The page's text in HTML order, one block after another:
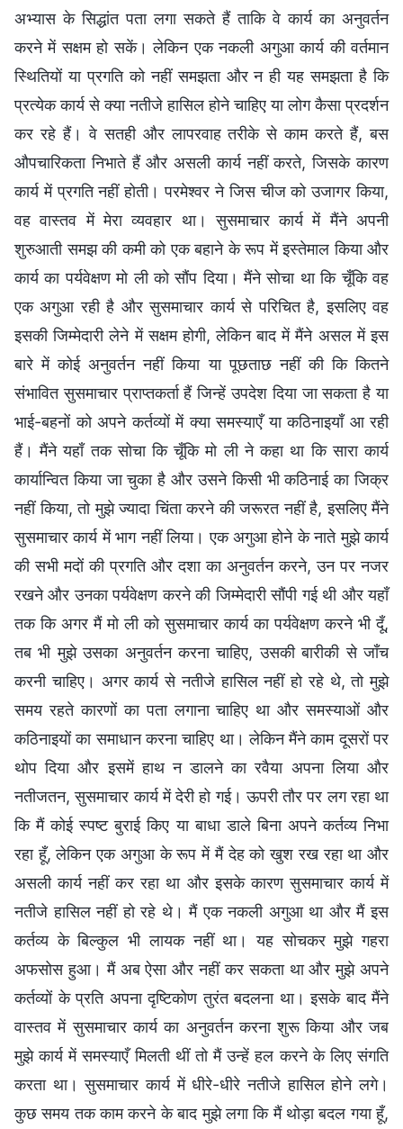
अभ्यास के सिद्धांत पता लगा सकते हैं ताकि वे कार्य का अनुवर्तन
करने में सक्षम हो सकें। लेकिन एक नकली अगुआ कार्य की वर्तमान
स्थितियों या प्रगति को नहीं समझता और न ही यह समझता है कि
प्रत्येक कार्य से क्या नतीजे हासिल होने चाहिए या लोग कैसा प्रदर्शन
कर रहे हैं। वे सतही और लापरवाह तरीके से काम करते हैं, बस
औपचारिकता निभाते हैं और असली कार्य नहीं करते, जिसके कारण
कार्य में प्रगति नहीं होती। परमेश्वर ने जिस चीज को उजागर किया,
वह वास्तव में मेरा व्यवहार था। सुसमाचार कार्य में मैंने अपनी
शुरुआती समझ की कमी को एक बहाने के रूप में इस्तेमाल किया और
कार्य का पर्यवेक्षण मो ली को सौंप दिया। मैंने सोचा था कि चूँकि वह
एक अगुआ रही है और सुसमाचार कार्य से परिचित है, इसलिए वह
इसकी जिम्मेदारी लेने में सक्षम होगी, लेकिन बाद में मैंने असल में इस
बारे में कोई अनुवर्तन नहीं किया या पूछताछ नहीं की कि कितने
संभावित सुसमाचार प्राप्तकर्ता हैं जिन्हें उपदेश दिया जा सकता है या
भाई-बहनों को अपने कर्तव्यों में क्या समस्याएँ या कठिनाइयाँ आ रही
हैं। मैंने यहाँ तक सोचा कि चूँकि मो ली ने कहा था कि सारा कार्य
कार्यान्वित किया जा चुका है और उसने किसी भी कठिनाई का जिक्र
नहीं किया, तो मुझे ज्यादा चिंता करने की जरूरत नहीं है, इसलिए मैंने
सुसमाचार कार्य में भाग नहीं लिया। एक अगुआ होने के नाते मुझे कार्य
की सभी मदों की प्रगति और दशा का अनुवर्तन करने, उन पर नजर
रखने और उनका पर्यवेक्षण करने की जिम्मेदारी सौंपी गई थी और यहाँ
तक कि अगर मैं मो ली को सुसमाचार कार्य का पर्यवेक्षण करने भी दूँ,
तब भी मुझे उसका अनुवर्तन करना चाहिए, उसकी बारीकी से जाँच
करनी चाहिए। अगर कार्य से नतीजे हासिल नहीं हो रहे थे, तो मुझे
समय रहते कारणों का पता लगाना चाहिए था और समस्याओं और
कठिनाइयों का समाधान करना चाहिए था। लेकिन मैंने काम दूसरों पर
थोप दिया और इसमें हाथ न डालने का रवैया अपना लिया और
नतीजतन, सुसमाचार कार्य में देरी हो गई। ऊपरी तौर पर लग रहा था
कि मैं कोई स्पष्ट बुराई किए या बाधा डाले बिना अपने कर्तव्य निभा
रहा हूँ, लेकिन एक अगुआ के रूप में मैं देह को खुश रख रहा था और
असली कार्य नहीं कर रहा था और इसके कारण सुसमाचार कार्य में
नतीजे हासिल नहीं हो रहे थे। मैं एक नकली अगुआ था और मैं इस
कर्तव्य के बिल्कुल भी लायक नहीं था। यह सोचकर मुझे गहरा
अफसोस हुआ। मैं अब ऐसा और नहीं कर सकता था और मुझे अपने
कर्तव्यों के प्रति अपना दृष्टिकोण तुरंत बदलना था। इसके बाद मैंने
वास्तव में सुसमाचार कार्य का अनुवर्तन करना शुरू किया और जब
मुझे कार्य में समस्याएँ मिलती थीं तो मैं उन्हें हल करने के लिए संगति
करता था। सुसमाचार कार्य में धीरे-धीरे नतीजे हासिल होने लगे।
कुछ समय तक काम करने के बाद मुझे लगा कि मैं थोड़ा बदल गया हूँ,